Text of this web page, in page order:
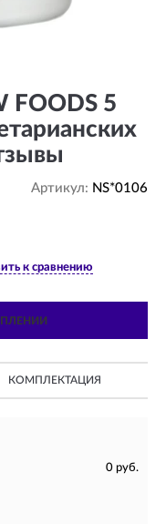
FOODS 5
Артикул: NS*0106
к сравнению
КОМПЛЕКТАЦИЯ
0 руб.